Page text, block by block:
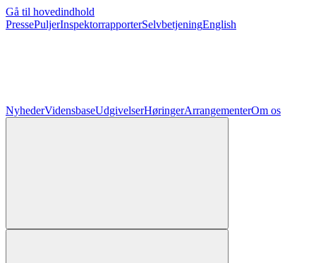
Gå til hovedindhold
PressePuljerInspektorrapporterSelvbetjeningEnglish
NyhederVidensbaseUdgivelserHøringerArrangementerOm os